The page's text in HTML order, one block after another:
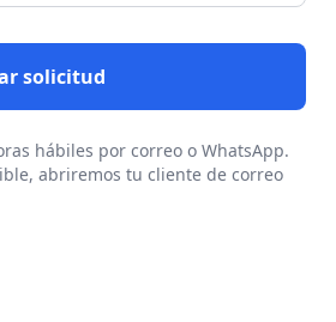
solicitud
hábiles por correo o WhatsApp.
abriremos tu cliente de correo